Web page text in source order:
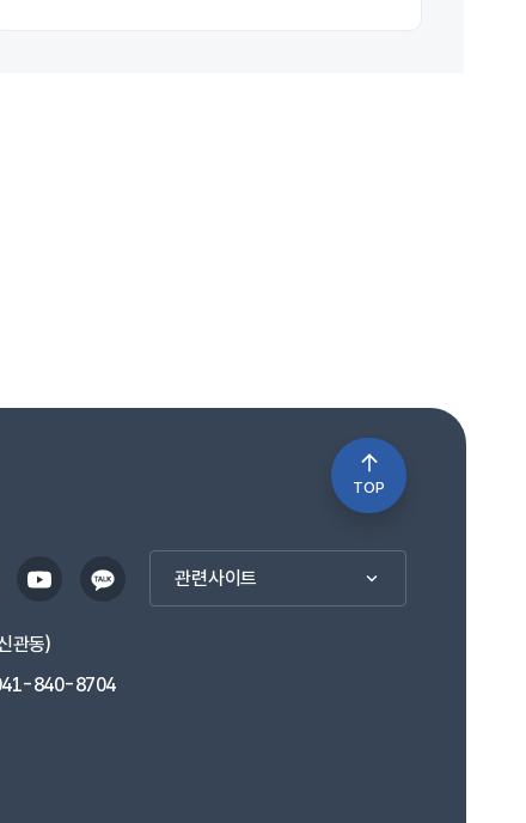
TOP
관련사이트
관동)
840-8704